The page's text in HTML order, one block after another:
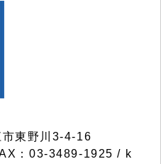
東野川3-4-16
：03-3489-1925 / k